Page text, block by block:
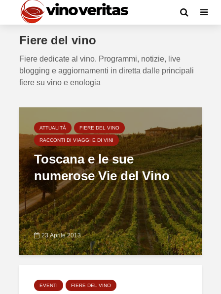
Fiere del vino
Fiere dedicate al vino. Programmi, notizie, live
blogging e aggiornamenti in diretta dalle principali
fiere su vino e enologia
ATTUALITÀ FIERE DEL VINO
RACCONTI DI VIAGGI E DI VINI
Toscana e le sue
numerose Vie del Vino
23 Aprile 2013
EVENTI FIERE DEL VINO